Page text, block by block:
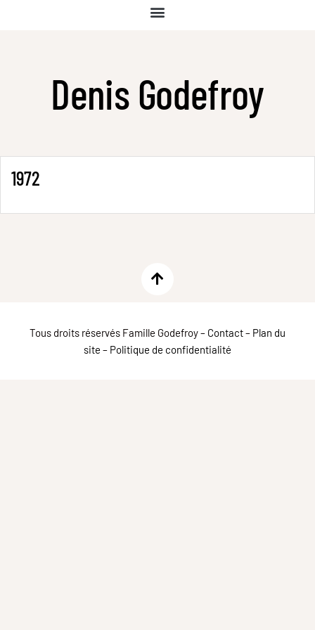
Denis Godefroy
1972
Tous droits réservés Famille Godefroy – Contact– Plan du
site – Politique de confidentialité